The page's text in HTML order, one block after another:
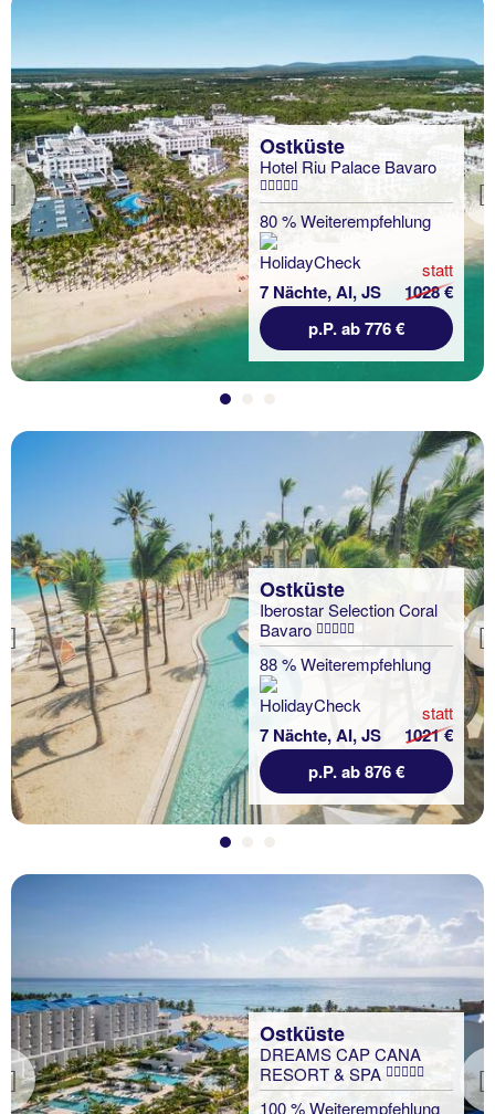
Previous
Ostküste
Hotel Riu Palace Bavaro
80 % Weiterempfehlung
7 Nächte, AI, JS
statt
1028 €
p.P. ab 776 €
Previous
Ostküste
Iberostar Selection Coral
Bavaro
88 % Weiterempfehlung
7 Nächte, AI, JS
statt
1021 €
p.P. ab 876 €
Previous
Ostküste
DREAMS CAP CANA
RESORT & SPA
100 % Weiterempfehlung